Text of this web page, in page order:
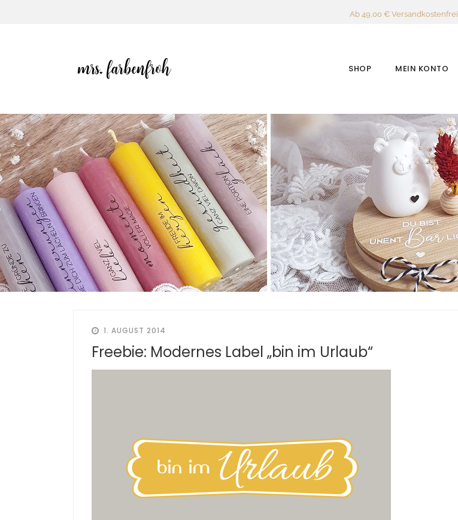
Ab 49,00 € Versandkostenfrei
SHOP MEIN KONTO
1. AUGUST 2014
Freebie: Modernes Label „bin im Urlaub“